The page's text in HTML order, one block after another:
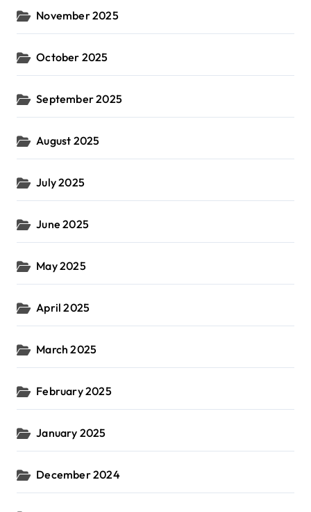
November 2025
October 2025
September 2025
August 2025
July 2025
June 2025
May 2025
April 2025
March 2025
February 2025
January 2025
December 2024